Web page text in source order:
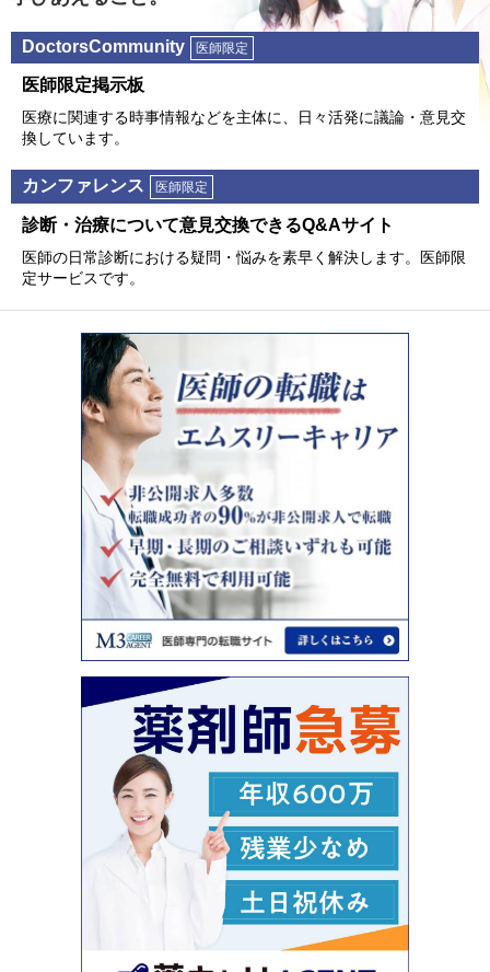
DoctorsCommunity 医師限定
医師限定掲⽰板
医療に関連する時事情報などを主体に、⽇々活発に議論・意⾒交
換しています。
カンファレンス 医師限定
診断・治療について意⾒交換できるQ&Aサイト
医師の⽇常診断における疑問・悩みを素早く解決します。医師限
定サービスです。